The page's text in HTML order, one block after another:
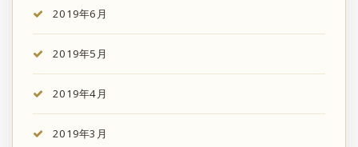
2019年6月
2019年5月
2019年4月
2019年3月